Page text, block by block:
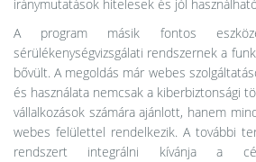
iránymutatások hitelesek és jól
A program másik fontos
sérülékenységvizsgálati rendszernek a
bővült. A megoldás már webes
és használata nemcsak a kiberbiztonsági
vállalkozások számára ajánlott, hanem
webes felülettel rendelkezik. A további
rendszert integrálni kívánja a